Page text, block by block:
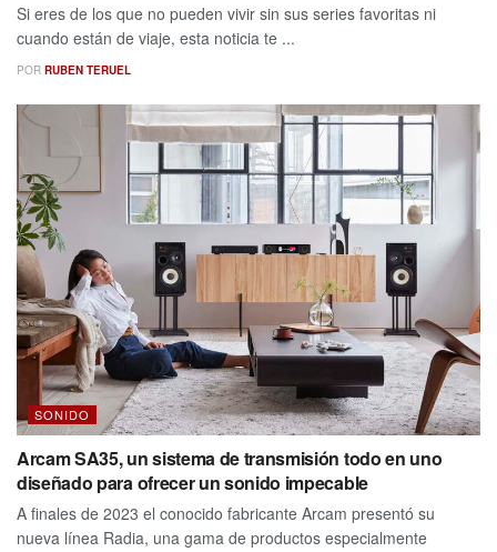
Si eres de los que no pueden vivir sin sus series favoritas ni
cuando están de viaje, esta noticia te ...
POR RUBEN TERUEL
SONIDO
Arcam SA35, un sistema de transmisión todo en uno
diseñado para ofrecer un sonido impecable
A finales de 2023 el conocido fabricante Arcam presentó su
nueva línea Radia, una gama de productos especialmente